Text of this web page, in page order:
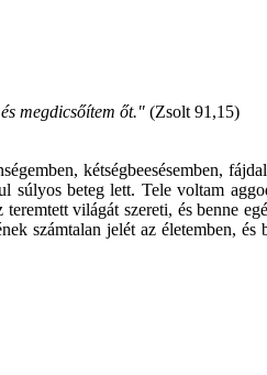
megdicsőítem őt." (Zsolt 91,15)
kétségbeesésemben,
beteg lett. Tele voltam
világát szereti, és benne
számtalan jelét az életemben,